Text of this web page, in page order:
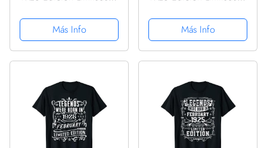
PopSockets PopGrip
Intercambiable
Más Info
PopSockets PopGrip
Intercambiable
Más Info